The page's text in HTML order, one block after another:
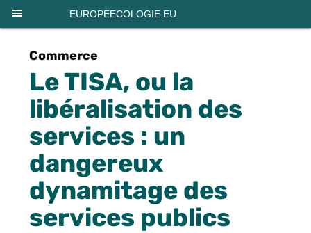
EUROPEECOLOGIE.EU
Commerce
Le TISA, ou la
libéralisation des
services : un
dangereux
dynamitage des
services publics